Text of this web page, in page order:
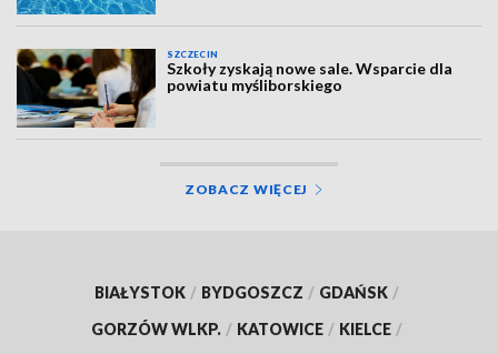
SZCZECIN
Szkoły zyskają nowe sale. Wsparcie dla
powiatu myśliborskiego
ZOBACZ WIĘCEJ
BIAŁYSTOK / BYDGOSZCZ / GDAŃSK /
GORZÓW WLKP. / KATOWICE / KIELCE /